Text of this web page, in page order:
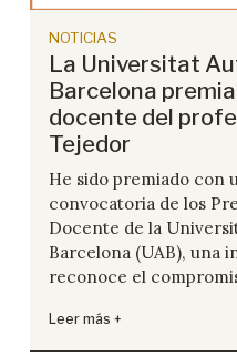
NOTICIAS
La Universitat
Barcelona
docente del
Tejedor
He sido premiado con
convocatoria de los
Docente de la
Barcelona (UAB), una
reconoce el
Leer más +